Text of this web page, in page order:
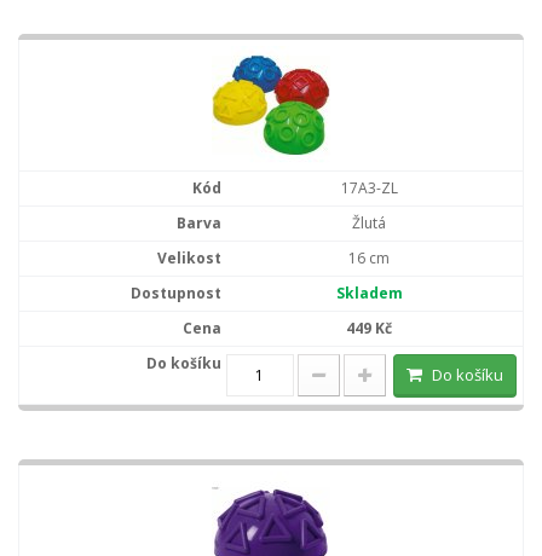
17A3-ZL
Žlutá
16 cm
Skladem
449 Kč
Do košíku